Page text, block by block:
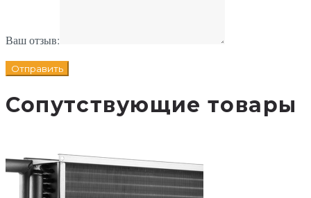
Ваш отзыв:
Сопутствующие товары